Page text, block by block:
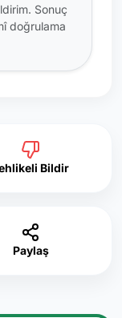
Sonuç
doğrulama
Bildir
Paylaş